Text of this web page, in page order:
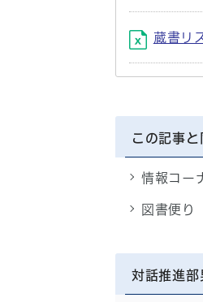
蔵書リ
この記事
情報コー
図書便り
対話推進